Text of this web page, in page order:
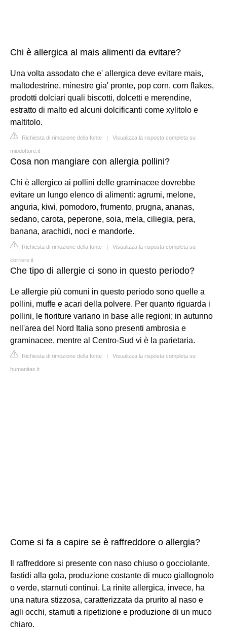
Chi è allergica al mais alimenti da evitare?
Una volta assodato che e' allergica deve evitare mais,
maltodestrine, minestre gia' pronte, pop corn, corn flakes,
prodotti dolciari quali biscotti, dolcetti e merendine,
estratto di malto ed alcuni dolcificanti come xylitolo e
maltitolo.
Richiesta di rimozione della fonte | Visualizza la risposta completa su
miodottore.it
Cosa non mangiare con allergia pollini?
Chi è allergico ai pollini delle graminacee dovrebbe
evitare un lungo elenco di alimenti: agrumi, melone,
anguria, kiwi, pomodoro, frumento, prugna, ananas,
sedano, carota, peperone, soia, mela, ciliegia, pera,
banana, arachidi, noci e mandorle.
Richiesta di rimozione della fonte | Visualizza la risposta completa su
corriere.it
Che tipo di allergie ci sono in questo periodo?
Le allergie più comuni in questo periodo sono quelle a
pollini, muffe e acari della polvere. Per quanto riguarda i
pollini, le fioriture variano in base alle regioni; in autunno
nell'area del Nord Italia sono presenti ambrosia e
graminacee, mentre al Centro-Sud vi è la parietaria.
Richiesta di rimozione della fonte | Visualizza la risposta completa su
humanitas.it
Come si fa a capire se è raffreddore o allergia?
Il raffreddore si presente con naso chiuso o gocciolante,
fastidi alla gola, produzione costante di muco giallognolo
o verde, starnuti continui. La rinite allergica, invece, ha
una natura stizzosa, caratterizzata da prurito al naso e
agli occhi, starnuti a ripetizione e produzione di un muco
chiaro.